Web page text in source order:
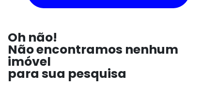
Oh não!
Não encontramos nenhum
imóvel
para sua pesquisa